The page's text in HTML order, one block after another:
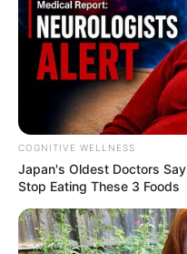
COGNITIVE WELLNESS
Japan's Oldest Doctors
Stop Eating These 3 Foods